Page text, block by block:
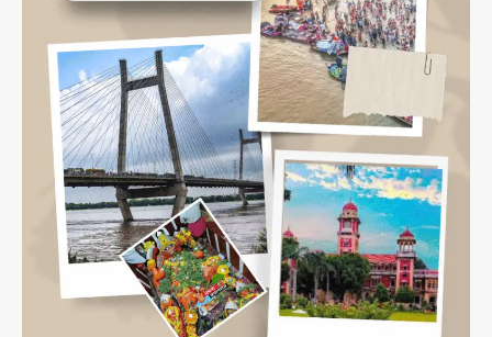
अक्तूबर
प्रयागराज
संगम
में
होगा
एयर
शो